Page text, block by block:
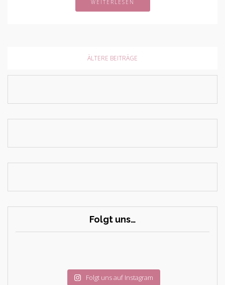
WEITERLESEN
ÄLTERE BEITRÄGE
Folgt uns…
Folgt uns auf Instagram